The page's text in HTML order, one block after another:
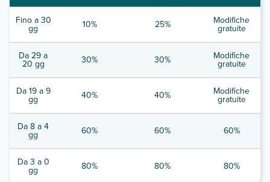
Fino a 30
gg 10% 25% Modifiche
gratuite
Da 29 a
20 gg 30% 30% Modifiche
gratuite
Da 19 a 9
gg 40% 40% Modifiche
gratuite
Da 8 a 4
gg 60% 60% 60%
Da 3 a 0
gg 80% 80% 80%